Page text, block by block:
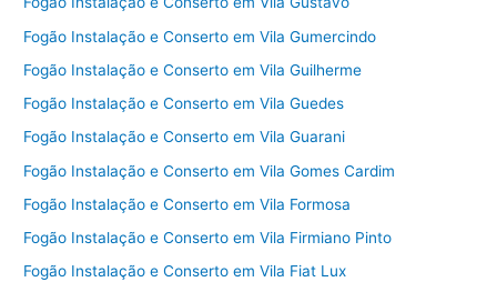
Fogão Instalação e Conserto em Vila Gumercindo
Fogão Instalação e Conserto em Vila Guilherme
Fogão Instalação e Conserto em Vila Guedes
Fogão Instalação e Conserto em Vila Guarani
Fogão Instalação e Conserto em Vila Gomes Cardim
Fogão Instalação e Conserto em Vila Formosa
Fogão Instalação e Conserto em Vila Firmiano Pinto
Fogão Instalação e Conserto em Vila Fiat Lux